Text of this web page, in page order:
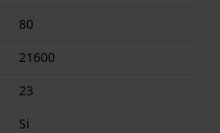
80
21600
23
Si